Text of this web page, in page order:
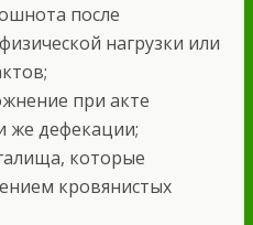
после
нагрузки или
при акте
же дефекации;
которые
кровянистых